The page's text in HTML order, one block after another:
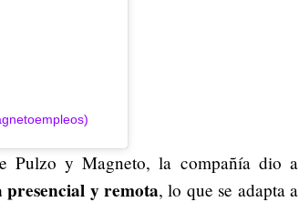
Pulzo y Magneto, la compañía dio a
presencial y remota, lo que se adapta a